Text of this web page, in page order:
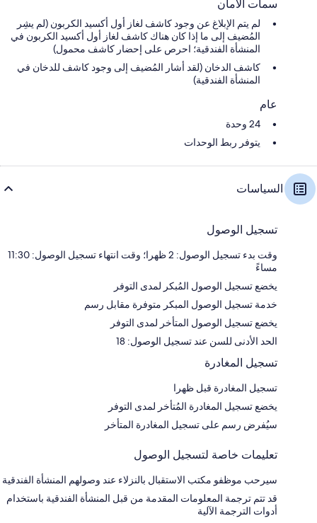
سمات الأمان
لم يتم الإبلاغ عن وجود كاشف لغاز أول أكسيد الكربون (لم يشِر
المُضيف إلى ما إذا كان هناك كاشف لغاز أول أكسيد الكربون في
المنشأة الفندقية؛ احرص على إحضار كاشف محمول)
كاشف الدخان (لقد أشار المُضيف إلى وجود كاشف للدخان في
المنشأة الفندقية)
عام
24 وحدة
يتوفر ربط الوحدات
السياسات
تسجيل الوصول
وقت بدء تسجيل الوصول: 2 ظهرا؛ وقت انتهاء تسجيل الوصول: 11:30
مساءً
يخضع تسجيل الوصول المُبكر لمدى التوفر
خدمة تسجيل الوصول المبكر متوفرة مقابل رسم
يخضع تسجيل الوصول المتأخر لمدى التوفر
الحد الأدنى للسن عند تسجيل الوصول: 18
تسجيل المغادرة
تسجيل المغادرة قبل ظهرا
يخضع تسجيل المغادرة المُتأخر لمدى التوفر
سيُفرض رسم على تسجيل المغادرة المتأخر
تعليمات خاصة لتسجيل الوصول
سيرحب موظفو مكتب الاستقبال بالنزلاء عند وصولهم المنشأة الفندقية
قد تتم ترجمة المعلومات المقدمة من قبل المنشأة الفندقية باستخدام
أدوات الترجمة الآلية